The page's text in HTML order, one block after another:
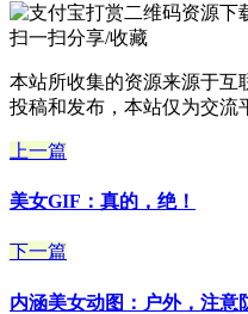
资源下
扫一扫分享/收藏
本站所收集的资源来源于互
投稿和发布，本站仅为交流
上一篇
美女GIF：真的，绝！
下一篇
内涵美女动图：户外，注意